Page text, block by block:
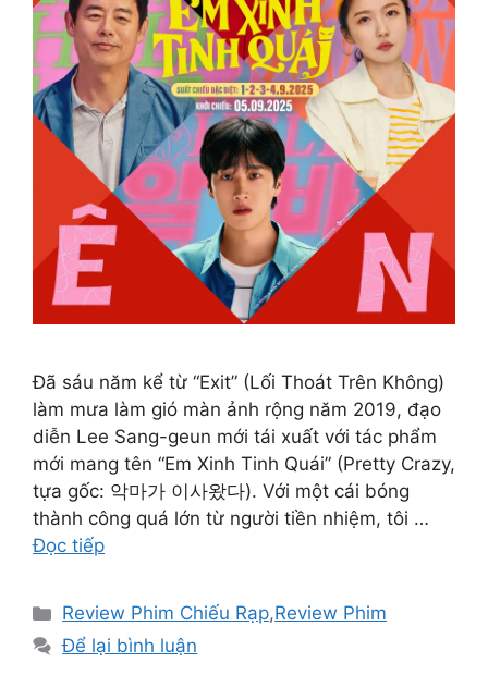
Đã sáu năm kể từ “Exit” (Lối Thoát Trên Không)
làm mưa làm gió màn ảnh rộng năm 2019, đạo
diễn Lee Sang-geun mới tái xuất với tác phẩm
mới mang tên “Em Xinh Tinh Quái” (Pretty Crazy,
tựa gốc: 악마가 이사왔다). Với một cái bóng
thành công quá lớn từ người tiền nhiệm, tôi …
Đọc tiếp
Danh
mục
Review Phim Chiếu Rạp,Review Phim
Để lại bình luận